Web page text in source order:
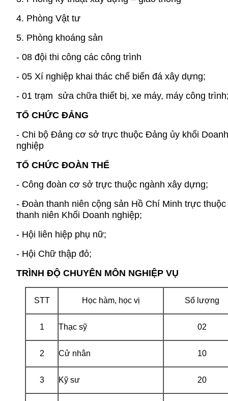
4. Phòng Vật tư
5. Phòng khoáng sản
- 08 đội thi công các công trình
- 05 Xí nghiệp khai thác chế biến đá xây dựng;
- 01 trạm sửa chữa thiết bị, xe máy, máy công
TỔ CHỨC ĐẢNG
- Chi bộ Đảng cơ sở trực thuộc Đảng ủy khối
nghiệp
TỔ CHỨC ĐOÀN THỂ
- Công đoàn cơ sở trực thuộc ngành xây dựng;
- Đoàn thanh niên cộng sản Hồ Chí Minh trực thuộc
thanh niên Khối Doanh nghiệp;
- Hội liên hiệp phụ nữ;
- Hội Chữ thập đỏ;
TRÌNH ĐỘ CHUYÊN MÔN NGHIỆP VỤ
STT Học hàm, học vị Số lượng
1 Thạc sỹ 02
2 Cử nhân 10
3 Kỹ sư 20